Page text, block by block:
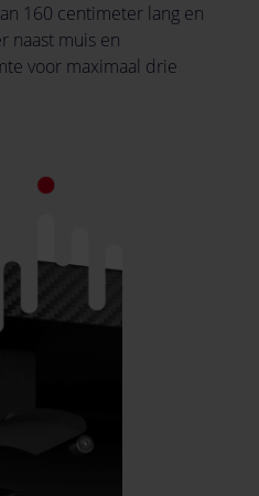
160 centimeter lang en
naast muis en
voor maximaal drie